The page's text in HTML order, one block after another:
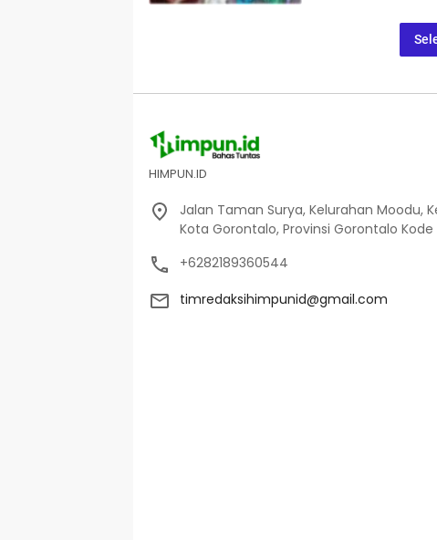
HIMPUN.ID
Jalan Taman Surya, Kelurahan Moodu,
Kota Gorontalo, Provinsi Gorontalo Kode
+6282189360544
timredaksihimpunid@gmail.com